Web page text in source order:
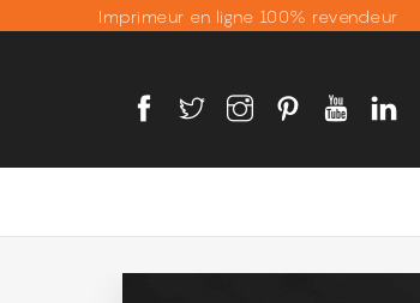
Imprimeur en ligne 100% revendeur